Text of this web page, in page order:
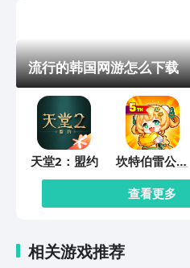
流行的韩国网游怎么下载
天堂2：盟约 坎特伯雷公主
与骑士唤醒冠
军之剑的奇幻
冒险
查看更多
相关游戏推荐